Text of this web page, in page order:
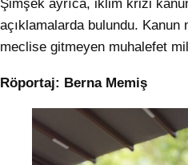
Şimşek ayrıca, iklim krizi
açıklamalarda bulundu. Kanun
meclise gitmeyen muhalefet
Röportaj: Berna Memiş